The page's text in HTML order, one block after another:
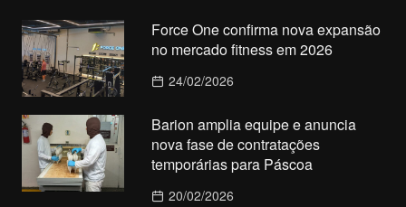
Force One confirma nova expansão
no mercado fitness em 2026
24/02/2026
Barion amplia equipe e anuncia
nova fase de contratações
temporárias para Páscoa
20/02/2026